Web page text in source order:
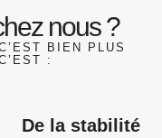
nous ?
BIEN PLUS
:
De la stabilité